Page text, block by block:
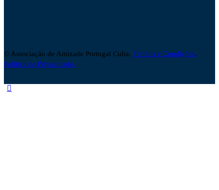
© Associação de Amizade Portugal Cuba. Termos e Condições.
Política de Privacidade.